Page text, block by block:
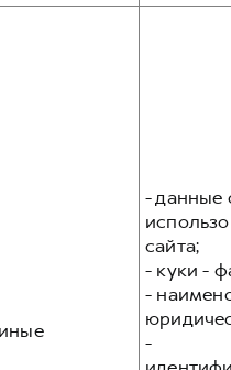
иные
- данные
сайта;
- куки -
-
-